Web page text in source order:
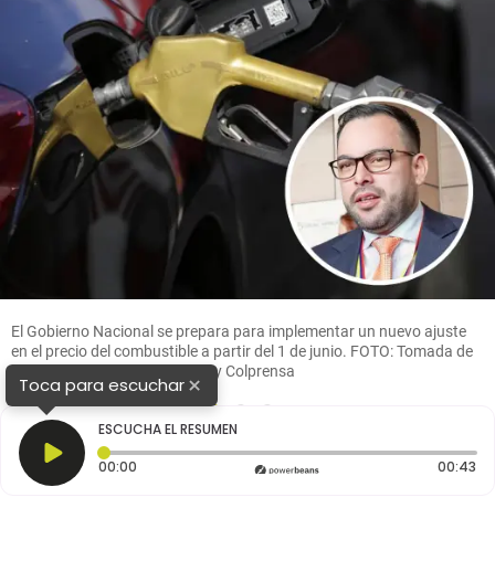
El Gobierno Nacional se prepara para implementar un nuevo ajuste
en el precio del combustible a partir del 1 de junio. FOTO: Tomada de
redes sociales @PalmaEdwin y Colprensa
Toca para escuchar×
ESCUCHA EL RESUMEN
00:00 Tiempo transcurrido: 0 segundos 00:43